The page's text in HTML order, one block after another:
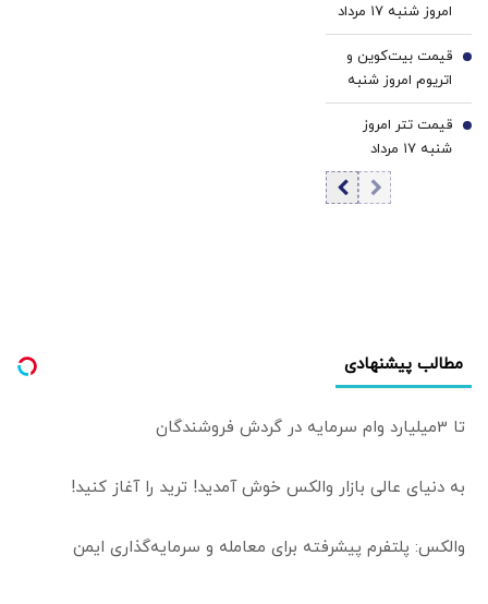
زیرپوست پرونده باز
«مسکن‌مهر» چه
خبر است؟ | چرا
پرقدرت‌ترین
دهه ۹۰
«مسکن‌مهر» را
گارانتی نکرد؟
امروز شنبه ۱۷ مرداد
1405/ کاهش
قیمت دینار
قیمت بیت‌کوین و
اتریوم امروز شنبه
۱۷ مرداد ۱۴۰۵/
افزایش قیمت
بیت‌کوین
6
قیمت تتر امروز
شنبه ۱۷ مرداد
1405 / کاهش
7
مطالب پیشنهادی
تا 3میلیارد وام سرمایه در گردش فروشندگان
به دنیای عالی بازار والکس خوش آمدید! ترید را آغاز کنید!
والکس: پلتفرم پیشرفته برای معامله و سرمایه‌گذاری ایمن